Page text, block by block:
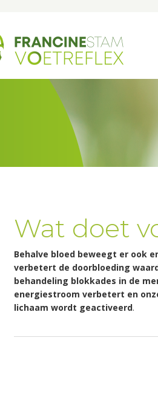
Wat doet
Behalve bloed beweegt er ook
verbetert de doorbloeding
behandeling blokkades in de
energiestroom verbetert en
lichaam wordt geactiveerd.